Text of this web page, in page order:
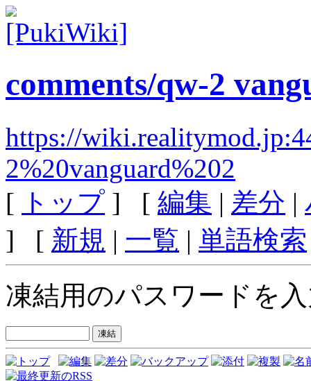
comments/qw-2
https://
2%20vanguard%202
[ トップ ] [ 編集 | 差分 |
] [ 新規 | 一覧 | 単語検索
凍結用のパスワードを